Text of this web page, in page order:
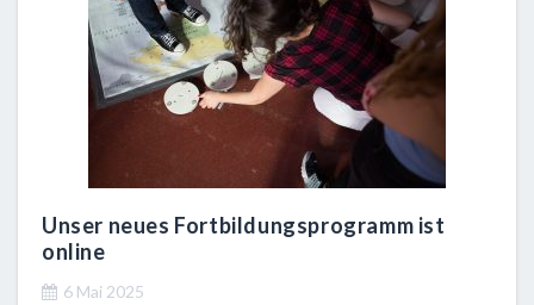
Unser neues Fortbildungsprogramm ist
online
6 Mai 2025